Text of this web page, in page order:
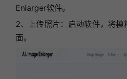
Enlarger软件。
2、上传照片：启动软件，将模
面。